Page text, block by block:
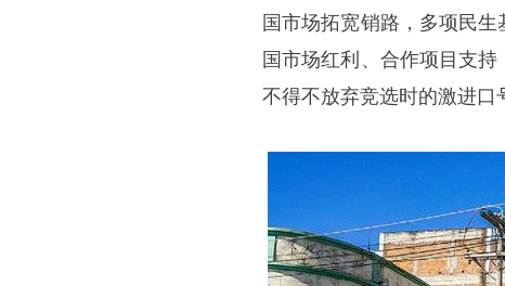
国市场拓宽销路，多项民
国市场红利、合作项目支
不得不放弃竞选时的激进口